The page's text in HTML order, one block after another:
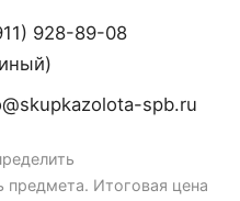
928-89-08
spb.ru
предмета. Итоговая цена